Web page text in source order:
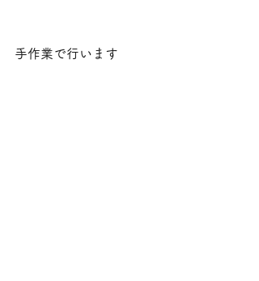
手作業で行います